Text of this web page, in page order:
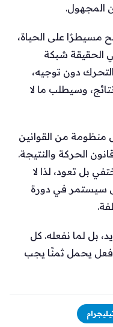
المجهول.
مسيطرًا على الحياة،
الحقيقة شبكة
دون توجيه،
وسيطلب ما لا
منظومة من القوانين
الحركة والنتيجة.
بل تعود، لذا لا
سيستمر في دورة
بل لما نفعله. كل
يحمل ثمنًا يجب